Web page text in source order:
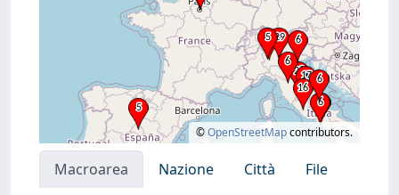
©OpenStreetMapcontributors.
Macroarea Nazione Città
File